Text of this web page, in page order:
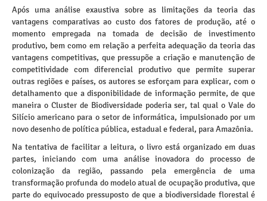
Após uma análise exaustiva sobre as limitações da teoria das
vantagens comparativas ao custo dos fatores de produção, até o
momento empregada na tomada de decisão de investimento
produtivo, bem como em relação a perfeita adequação da teoria das
vantagens competitivas, que pressupõe a criação e manutenção de
competitividade com diferencial produtivo que permite superar
outras regiões e países, os autores se esforçam para explicar, com o
detalhamento que a disponibilidade de informação permite, de que
maneira o Cluster de Biodiversidade poderia ser, tal qual o Vale do
Silício americano para o setor de informática, impulsionado por um
novo desenho de política pública, estadual e federal, para Amazônia.
Na tentativa de facilitar a leitura, o livro está organizado em duas
partes, iniciando com uma análise inovadora do processo de
colonização da região, passando pela emergência de uma
transformação profunda do modelo atual de ocupação produtiva, que
parte do equivocado pressuposto de que a biodiversidade florestal é